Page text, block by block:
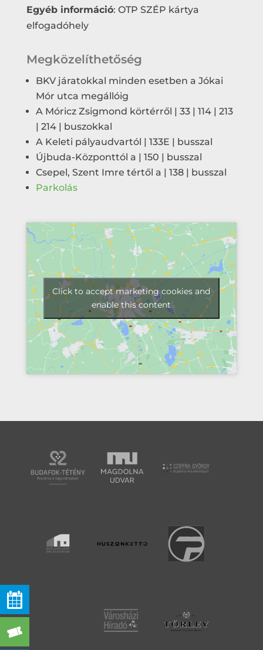
Egyéb információ: OTP SZÉP kártya
elfogadóhely
Megközelíthetőség
BKV járatokkal minden esetben a Jókai
Mór utca megállóig
A Móricz Zsigmond körtérről | 33 | 114 | 213
| 214 | buszokkal
A Keleti pályaudvartól | 133E | busszal
Újbuda-Központtól a | 150 | busszal
Csepel, Szent Imre tértől a | 138 | busszal
Parkolás
Click to accept marketing cookies and
enable this content